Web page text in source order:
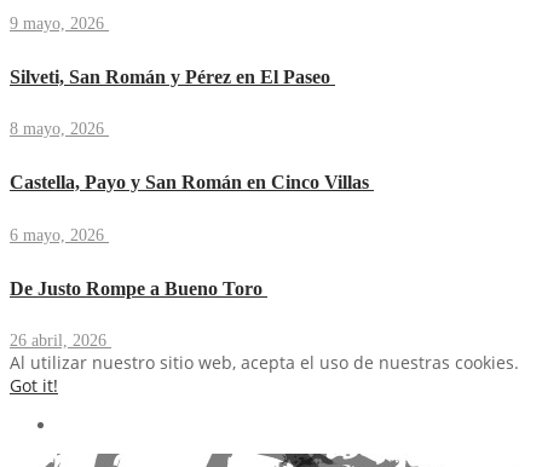
9 mayo, 2026
Silveti, San Román y Pérez en El Paseo
8 mayo, 2026
Castella, Payo y San Román en Cinco Villas
6 mayo, 2026
De Justo Rompe a Bueno Toro
26 abril, 2026
Al utilizar nuestro sitio web, acepta el uso de nuestras cookies.
Got it!